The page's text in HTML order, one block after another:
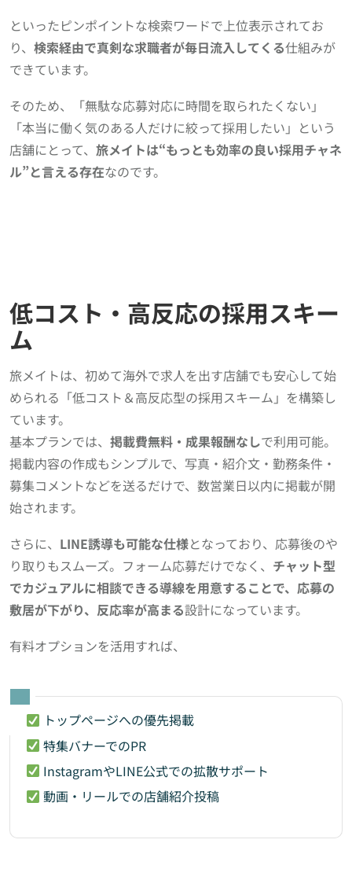
といったピンポイントな検索ワードで上位表示されてお
り、 検索経由で真剣な求職者が毎日流入してくる仕組みが
できています。
そのため、「無駄な応募対応に時間を取られたくない」
「本当に働く気のある人だけに絞って採用したい」という
店舗にとって、 旅メイトは“もっとも効率の良い採用チャネ
ル”と言える存在なのです。
低コスト・高反応の採用スキー
ム
旅メイトは、初めて海外で求人を出す店舗でも安心して始
められる「低コスト＆高反応型の採用スキーム」を構築し
ています。
基本プランでは、 掲載費無料・成果報酬なしで利用可能。
掲載内容の作成もシンプルで、写真・紹介文・勤務条件・
募集コメントなどを送るだけで、数営業日以内に掲載が開
始されます。
さらに、 LINE誘導も可能な仕様となっており、応募後のや
り取りもスムーズ。フォーム応募だけでなく、 チャット型
でカジュアルに相談できる導線を用意することで、応募の
敷居が下がり、反応率が高まる設計になっています。
有料オプションを活用すれば、
トップページへの優先掲載
特集バナーでのPR
InstagramやLINE公式での拡散サポート
動画・リールでの店舗紹介投稿